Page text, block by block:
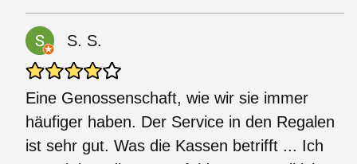
S. S.
Eine Genossenschaft, wie wir sie immer
häufiger haben. Der Service in den Regalen
ist sehr gut. Was die Kassen betrifft ... Ich